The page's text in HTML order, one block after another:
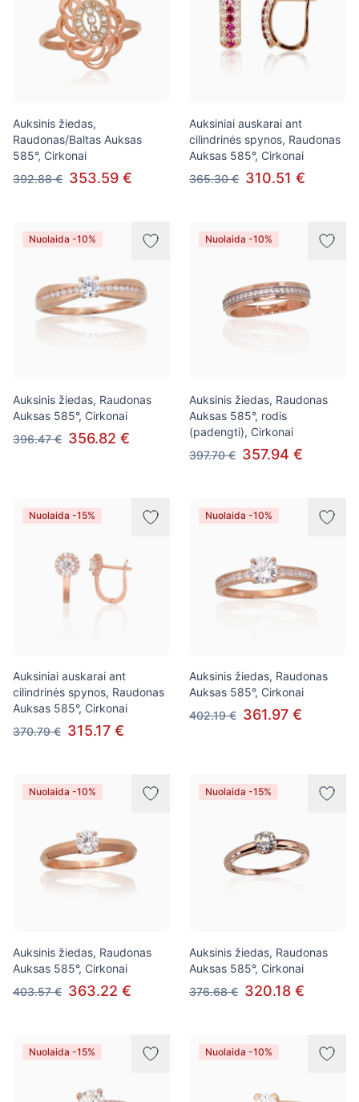
Auksinis žiedas,
Raudonas/Baltas Auksas
585°, Cirkonai
392.88 € 353.59 €
Auksiniai auskarai ant
cilindrinės spynos, Raudonas
Auksas 585°, Cirkonai
365.30 € 310.51 €
Nuolaida -10%
Auksinis žiedas, Raudonas
Auksas 585°, Cirkonai
396.47 € 356.82 €
Nuolaida -10%
Auksinis žiedas, Raudonas
Auksas 585°, rodis
(padengti), Cirkonai
397.70 € 357.94 €
Nuolaida -15%
Auksiniai auskarai ant
cilindrinės spynos, Raudonas
Auksas 585°, Cirkonai
370.79 € 315.17 €
Nuolaida -10%
Auksinis žiedas, Raudonas
Auksas 585°, Cirkonai
402.19 € 361.97 €
Nuolaida -10%
Auksinis žiedas, Raudonas
Auksas 585°, Cirkonai
403.57 € 363.22 €
Nuolaida -15%
Auksinis žiedas, Raudonas
Auksas 585°, Cirkonai
376.68 € 320.18 €
Nuolaida -15% Nuolaida -10%